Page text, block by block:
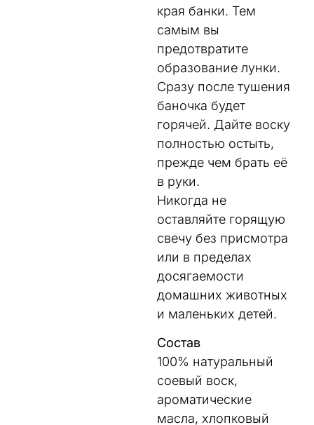
края банки. Тем
самым вы
предотвратите
образование лунки.
Сразу после тушения
баночка будет
горячей. Дайте воску
полностью остыть,
прежде чем брать её
в руки.
Никогда не
оставляйте горящую
свечу без присмотра
или в пределах
досягаемости
домашних животных
и маленьких детей.
Состав
100% натуральный
соевый воск,
ароматические
масла, хлопковый